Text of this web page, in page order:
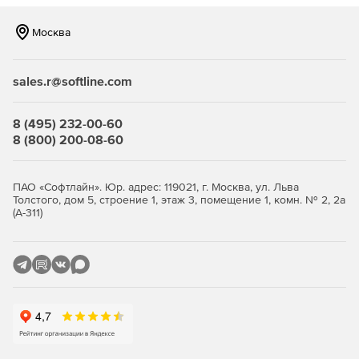
дополнительные инструменты, обеспечивающие
функции доступности.
Возможность выбора оформления и способа
взаимодействия с системой. Доступны различные
Поддержка современного
оборудования. Совместимость с современными
Набор инструментов разработки. Компиляторы,
Режим киоска. Возможность настройки доступного
пользователям функционала.
Москва
sales.r@softline.com
8 (495) 232-00-60
8 (800) 200-08-60
ПАО «Софтлайн». Юр. адрес: 119021, г. Москва, ул. Льва
Толстого, дом 5, строение 1, этаж 3, помещение 1, комн. № 2, 2а
(А-311)